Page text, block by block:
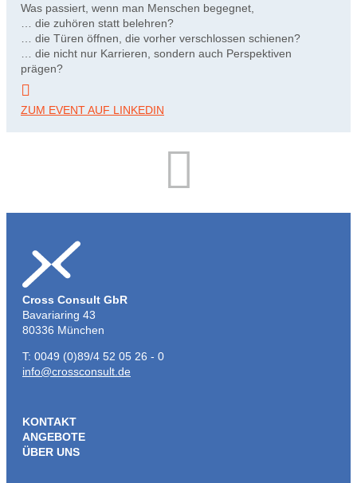
Was passiert, wenn man Menschen begegnet,
… die zuhören statt belehren?
… die Türen öffnen, die vorher verschlossen schienen?
… die nicht nur Karrieren, sondern auch Perspektiven
prägen?
ZUM EVENT AUF LINKEDIN
Cross Consult GbR
Bavariaring 43
80336 München
T: 0049 (0)89/4 52 05 26 - 0
info@crossconsult.de
KONTAKT
ANGEBOTE
ÜBER UNS